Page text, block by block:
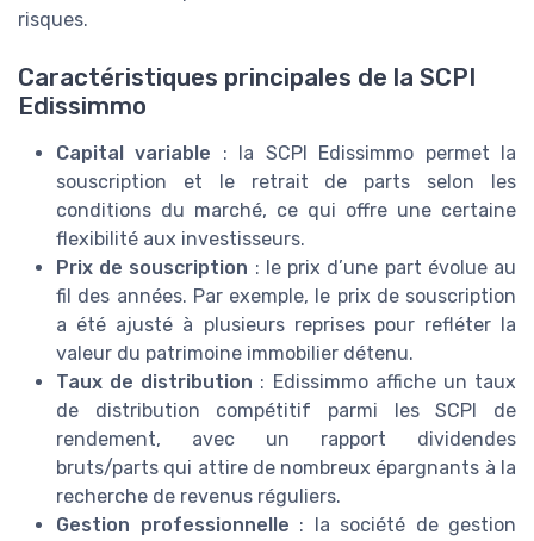
risques.
Caractéristiques principales de la SCPI
Edissimmo
Capital variable : la SCPI Edissimmo permet la
souscription et le retrait de parts selon les
conditions du marché, ce qui offre une certaine
flexibilité aux investisseurs.
Prix de souscription : le prix d’une part évolue au
fil des années. Par exemple, le prix de souscription
a été ajusté à plusieurs reprises pour refléter la
valeur du patrimoine immobilier détenu.
Taux de distribution : Edissimmo affiche un taux
de distribution compétitif parmi les SCPI de
rendement, avec un rapport dividendes
bruts/parts qui attire de nombreux épargnants à la
recherche de revenus réguliers.
Gestion professionnelle : la société de gestion